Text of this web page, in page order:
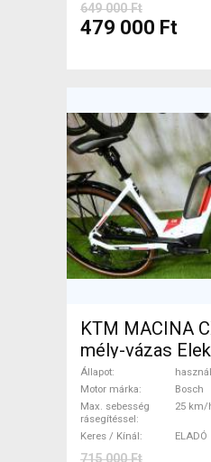
649 000 Ft
479 000 Ft
KTM MACINA
mély-vázas Elektromos
Trekking/cross
Bosch használt
Állapot
Motor márka
Bosch
Max. sebesség
rásegítéssel
25 km/
Keres / Kínál ELADÓ
715 000 Ft